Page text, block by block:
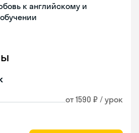
к английскому и
от 1590 ₽ / урок